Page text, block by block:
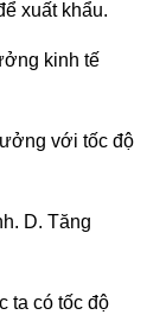
xuất khẩu.
kinh tế
với tốc độ
D. Tăng
ta có tốc độ